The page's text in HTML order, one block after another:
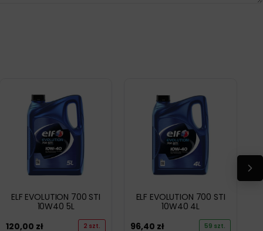
ELF EVOLUTION 700 STI
10W40 5L
120,00 zł 2 szt.
ELF EVOLUTION 700 STI
10W40 4L
96,40 zł 59 szt.